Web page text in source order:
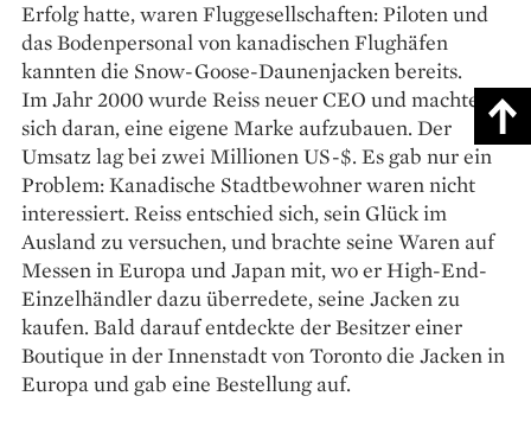
Erfolg hatte, waren Fluggesellschaften: Piloten und
das Bodenpersonal von kanadischen Flughäfen
kannten die Snow-Goose-Daunenjacken bereits.
Im Jahr 2000 wurde Reiss neuer CEO und machte
sich daran, eine eigene Marke aufzubauen. Der
Umsatz lag bei zwei Millionen US-$. Es gab nur ein
Problem: Kanadische Stadtbewohner waren nicht
interessiert. Reiss entschied sich, sein Glück im
Ausland zu versuchen, und brachte seine Waren auf
Messen in Europa und Japan mit, wo er High-End-
Einzelhändler ­dazu überredete, seine Jacken zu
kaufen. Bald darauf entdeckte der Besitzer einer
Boutique in der Innenstadt von Toronto die Jacken in
Europa und gab eine Bestellung auf.